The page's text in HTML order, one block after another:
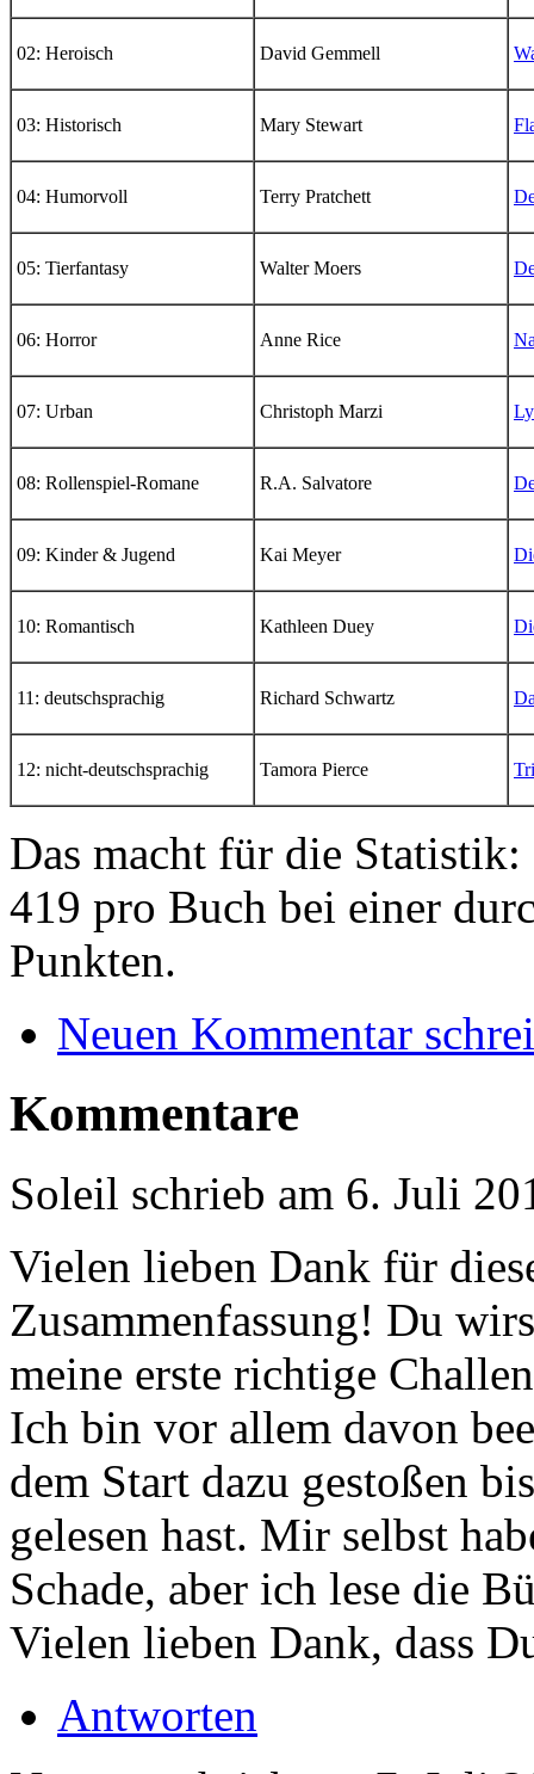
02: Heroisch David Gemmell
03: Historisch Mary Stewart
04: Humorvoll Terry Pratchett
05: Tierfantasy Walter Moers
06: Horror Anne Rice
07: Urban Christoph Marzi
08: Rollenspiel-Romane R.A. Salvatore
09: Kinder & Jugend Kai Meyer
10: Romantisch Kathleen Duey
11: deutschsprachig Richard Schwartz
12: nicht-deutschsprachig Tamora Pierce
Das macht für die Statistik:
419 pro Buch bei einer
Punkten.
Neuen Kommentar
Kommentare
Soleil schrieb am 6. Juli
Vielen lieben Dank für
Zusammenfassung! Du
meine erste richtige
Ich bin vor allem davon
dem Start dazu gestoßen
gelesen hast. Mir selbst
Schade, aber ich lese die
Vielen lieben Dank, dass
Antworten